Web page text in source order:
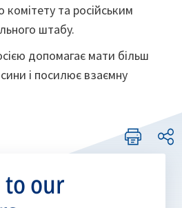
та російським
штабу.
допомагає мати більш
і посилює взаємну
to our